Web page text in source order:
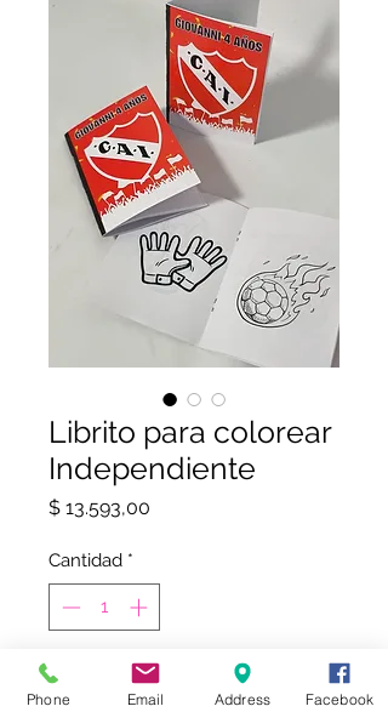
Librito para colorear
Independiente
$ 13.593,00
Cantidad *
COMPRAR
Phone Email Address Facebook